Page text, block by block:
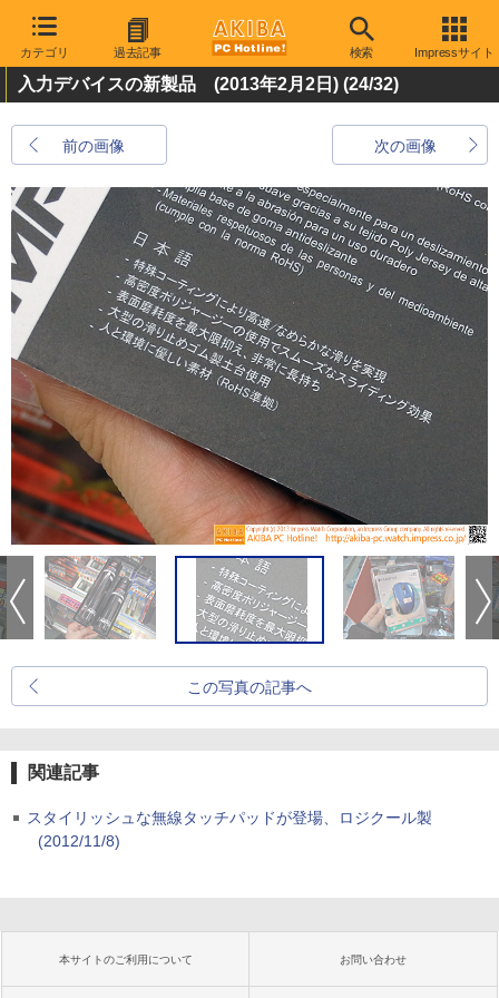
カテゴリ 過去記事 検索 Impressサイト
入力デバイスの新製品 (2013年2月2日) (24/32)
前の画像 次の画像
この写真の記事へ
関連記事
スタイリッシュな無線タッチパッドが登場、ロジクール製
(2012/11/8)
本サイトのご利用について お問い合わせ